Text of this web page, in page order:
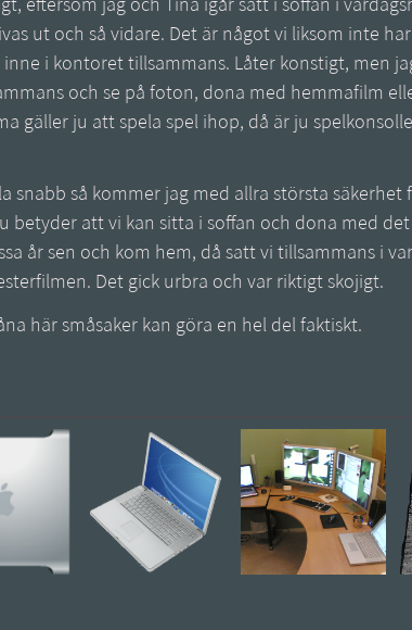
eftersom jag och Tina igår satt i soffan i
ut och så vidare. Det är något vi liksom inte
inne i kontoret tillsammans. Låter konstigt, men
och se på foton, dona med hemmafilm
gäller ju att spela spel ihop, då är ju
snabb så kommer jag med allra största säkerhet
betyder att vi kan sitta i soffan och dona med
år sen och kom hem, då satt vi tillsammans i
Det gick urbra och var riktigt skojigt.
här småsaker kan göra en hel del faktiskt.